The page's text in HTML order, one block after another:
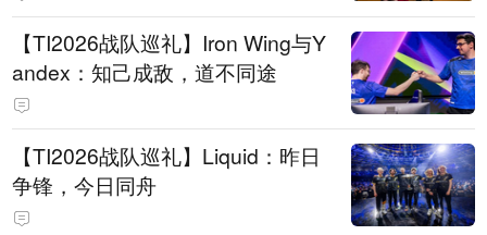
【TI2026战队巡礼】Iron Wing与Y
andex：知己成敌，道不同途
【TI2026战队巡礼】Liquid：昨日
争锋，今日同舟